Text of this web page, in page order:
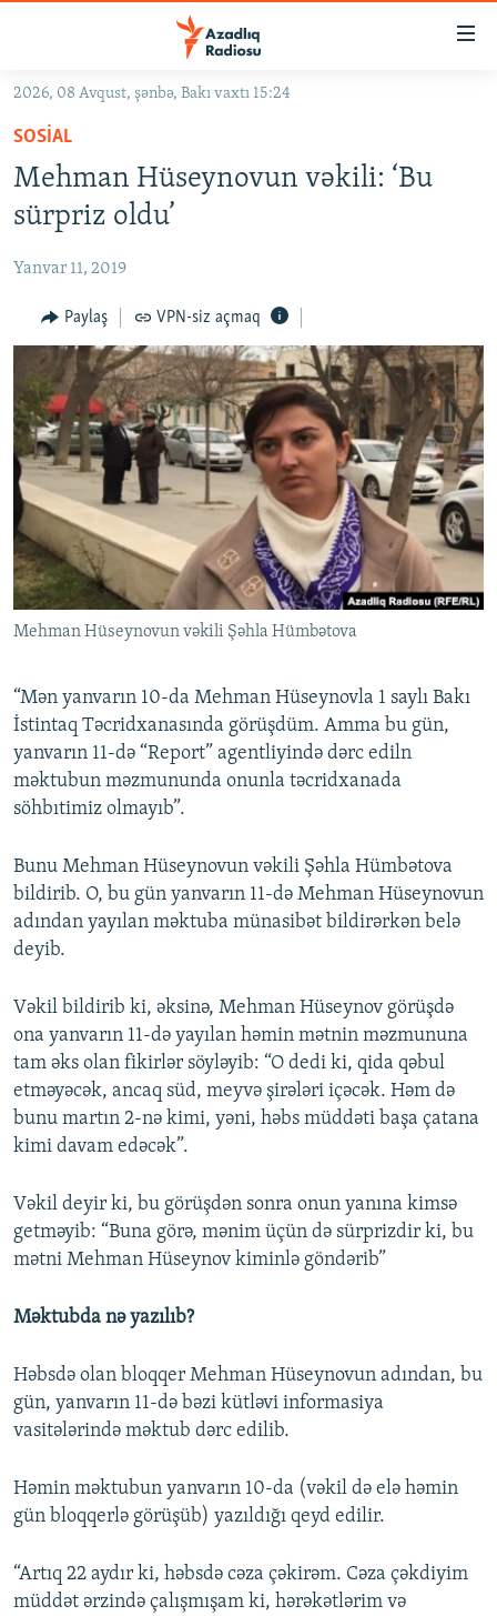
Əsas
qayıt
Əsas
naviqasiyaya
qayıt
GÜNDƏM
#İZAHLA
KORRUPSIOMETR
#ƏSLINDƏ
FƏRQƏ BAX
QANUNI DOĞRU
ARAŞDIRMA
MULTIMEDIA
VIDEO
FOTOQALEREYA
İNFOQRAFIKA
KARIKATURA
RADIO ARXIV
OXU ZALI
AZƏRBAYCAN ƏDƏBIYYATI KITABXANASI
İSLAM VƏ DEMOKRATIYA
İZ - MƏDƏNIYYƏT PROQRAMI
HAQQIMIZDA
MISSIYAMIZ
PEŞƏ ETIKASI VƏ JURNALISTIKA STANDARTLARIMIZ
MATERIALLARIMIZDAN ISTIFADƏ
AZADLIQRADIOSU MOBIL TELEFONUNUZDA
XƏBƏR BÜLLETENLƏRIMIZ
BIZI IZLƏ
RFE/RL-in bütün saytları
2026, 08 Avqust, şənbə, Bakı vaxtı 15:24
SOSIAL
Mehman Hüseynovun vəkili: ‘Bu
sürpriz oldu’
Yanvar 11, 2019
Paylaş VPN-siz açmaq
Mehman Hüseynovun vəkili Şəhla Hümbətova
“Mən yanvarın 10-da Mehman Hüseynovla 1 saylı Bakı
İstintaq Təcridxanasında görüşdüm. Amma bu gün,
yanvarın 11-də “Report” agentliyində dərc ediln
məktubun məzmununda onunla təcridxanada
söhbıtimiz olmayıb”.
Bunu Mehman Hüseynovun vəkili Şəhla Hümbətova
bildirib. O, bu gün yanvarın 11-də Mehman Hüseynovun
adından yayılan məktuba münasibət bildirərkən belə
deyib.
Vəkil bildirib ki, əksinə, Mehman Hüseynov görüşdə
ona yanvarın 11-də yayılan həmin mətnin məzmununa
tam əks olan fikirlər söyləyib: “O dedi ki, qida qəbul
etməyəcək, ancaq süd, meyvə şirələri içəcək. Həm də
bunu martın 2-nə kimi, yəni, həbs müddəti başa çatana
kimi davam edəcək”.
Vəkil deyir ki, bu görüşdən sonra onun yanına kimsə
getməyib: “Buna görə, mənim üçün də sürprizdir ki, bu
mətni Mehman Hüseynov kiminlə göndərib”
Məktubda nə yazılıb?
Həbsdə olan bloqqer Mehman Hüseynovun adından, bu
gün, yanvarın 11-də bəzi kütləvi informasiya
vasitələrində məktub dərc edilib.
Həmin məktubun yanvarın 10-da (vəkil də elə həmin
gün bloqqerlə görüşüb) yazıldığı qeyd edilir.
“Artıq 22 aydır ki, həbsdə cəza çəkirəm. Cəza çəkdiyim
müddət ərzində çalışmışam ki, hərəkətlərim və